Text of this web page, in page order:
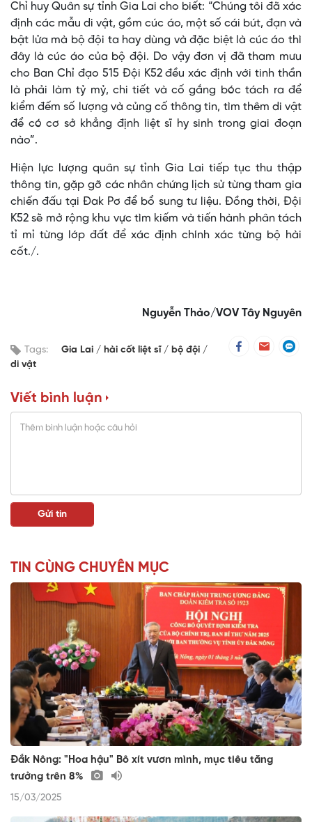
Chỉ huy Quân sự tỉnh Gia Lai cho biết: “Chúng tôi đã xác
định các mẫu di vật, gồm cúc áo, một số cái bút, đạn và
bật lửa mà bộ đội ta hay dùng và đặc biệt là cúc áo thì
đây là cúc áo của bộ đội. Do vậy đơn vị đã tham mưu
cho Ban Chỉ đạo 515 Đội K52 đều xác định với tinh thần
là phải làm tỷ mỷ, chi tiết và cố gắng bóc tách ra để
kiểm đếm số lượng và củng cố thông tin, tìm thêm di vật
để có cơ sở khẳng định liệt sĩ hy sinh trong giai đoạn
nào”.
Hiện lực lượng quân sự tỉnh Gia Lai tiếp tục thu thập
thông tin, gặp gỡ các nhân chứng lịch sử từng tham gia
chiến đấu tại Đak Pơ để bổ sung tư liệu. Đồng thời, Đội
K52 sẽ mở rộng khu vực tìm kiếm và tiến hành phân tách
tỉ mỉ từng lớp đất để xác định chính xác từng bộ hài
cốt./.
Nguyễn Thảo/VOV Tây Nguyên
Tags: Gia Lai hài cốt liệt sĩ
bộ đội
di vật
Viết bình luận
TIN CÙNG CHUYÊN MỤC
Đắk Nông: "Hoa hậu" Bô xít vươn mình, mục tiêu tăng
trưởng trên 8%
15/03/2025